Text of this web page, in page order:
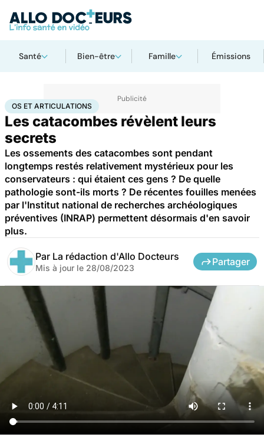
Santé Bien-être Famille Émissions
Accueil SantéMaladiesOs et articulations
OS ET ARTICULATIONS
Les catacombes révèlent leurs
secrets
Les ossements des catacombes sont pendant
longtemps restés relativement mystérieux pour les
conservateurs : qui étaient ces gens ? De quelle
pathologie sont-ils morts ? De récentes fouilles menées
par l'Institut national de recherches archéologiques
préventives (INRAP) permettent désormais d'en savoir
plus.
Par La rédaction d'Allo Docteurs
Mis à jour le 28/08/2023
Partager